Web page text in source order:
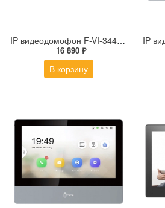
IP видеодомофон F-VI-3442IPWE1
16 890 ₽
В корзину